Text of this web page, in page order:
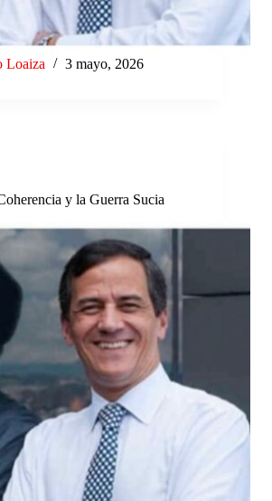
Loaiza 3 mayo, 2026
y la Guerra Sucia